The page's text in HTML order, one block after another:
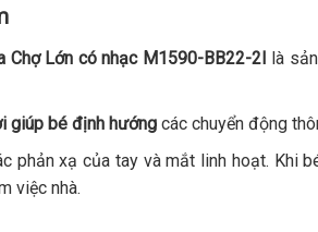
Chợ Lớn có nhạc M1590-BB22-2I là
giúp bé định hướngcác chuyển động
phản xạ của tay và mắt linh hoạt. Khi
việc nhà.